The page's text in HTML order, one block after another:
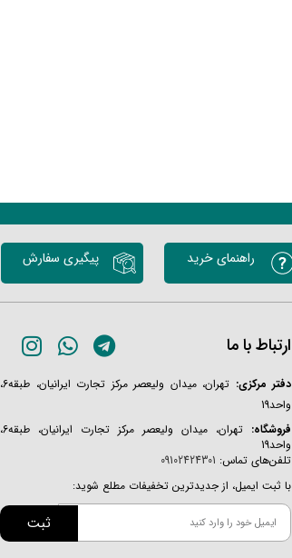
راهنمای خرید پیگیری سفارش
ارتباط با ما
دفتر مرکزی:
تهران، میدان ولیعصر مرکز تجارت ایرانیان، طبقه6،
واحد19
فروشگاه:
تهران، میدان ولیعصر مرکز تجارت ایرانیان، طبقه6،
واحد19
تلفن‌های تماس: 09102424301
با ثبت ایمیل، از جدیدترین تخفیفات مطلع شوید:
ثبت